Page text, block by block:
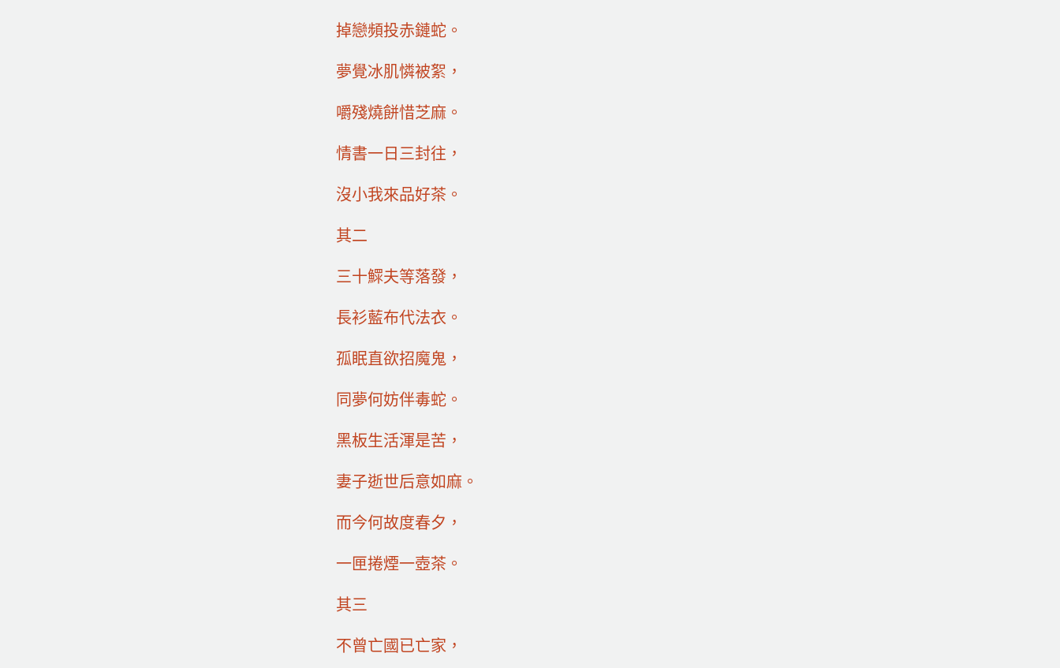
掉戀頻投赤鏈蛇。
夢覺冰肌憐被絮，
嚼殘燒餅惜芝麻。
情書一日三封往，
沒小我來品好茶。
其二
三十鰥夫等落發，
長衫藍布代法衣。
孤眠直欲招魔鬼，
同夢何妨伴毒蛇。
黑板生活渾是苦，
妻子逝世后意如麻。
而今何故度春夕，
一匣捲煙一壺茶。
其三
不曾亡國已亡家，